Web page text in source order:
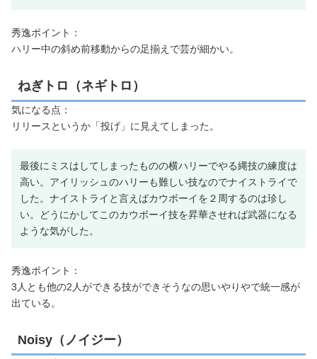
秀逸ポイント：
ハリー中の斜め前移動からの足揃えで芸が細かい。
ねぎトロ（ネギトロ）
気になる点：
リリースというか「投げ」に見えてしまった。
最後にミスはしてしまったものの横ハリーでやる縄技の練度は
高い。アイリッシュのハリーも難しい技なのでナイストライで
した。ナイストライと言えばカウボーイを２周するのは珍し
い。どうにかしてこのカウボーイ技を昇華させれば武器になる
ような気がした。
秀逸ポイント：
3人とも他の2人ができる技ができそうなの思いやりやで統一感が
出ている。
Noisy（ノイジー）